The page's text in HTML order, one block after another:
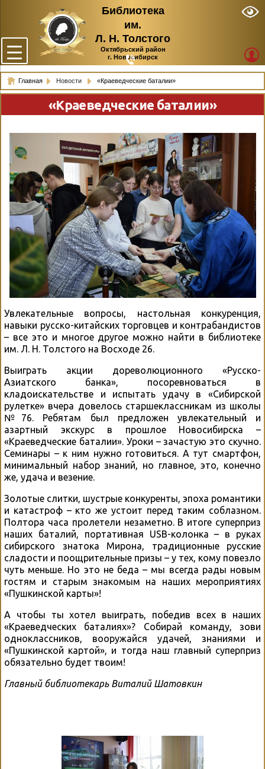
Библиотека
им.
Л. Н. Толстого
Октябрьский район
г. Новосибирск
Главная Новости «Краеведческие баталии»
«Краеведческие баталии»
Увлекательные вопросы, настольная конкуренция,
навыки русско-китайских торговцев и контрабандистов
– все это и многое другое можно найти в библиотеке
им. Л. Н. Толстого на Восходе 26.
Выиграть акции дореволюционного «Русско-
Азиатского банка», посоревноваться в
кладоискательстве и испытать удачу в «Сибирской
рулетке» вчера довелось старшеклассникам из школы
№76. Ребятам был предложен увлекательный и
азартный экскурс в прошлое Новосибирска –
«Краеведческие баталии». Уроки – зачастую это скучно.
Семинары – к ним нужно готовиться. А тут смартфон,
минимальный набор знаний, но главное, это, конечно
же, удача и везение.
Золотые слитки, шустрые конкуренты, эпоха романтики
и катастроф – кто же устоит перед таким соблазном.
Полтора часа пролетели незаметно. В итоге суперприз
наших баталий, портативная USB-колонка – в руках
сибирского знатока Мирона, традиционные русские
сладости и поощрительные призы – у тех, кому повезло
чуть меньше. Но это не беда – мы всегда рады новым
гостям и старым знакомым на наших мероприятиях
«Пушкинской карты»!
А чтобы ты хотел выиграть, победив всех в наших
«Краеведческих баталиях»? Собирай команду, зови
одноклассников, вооружайся удачей, знаниями и
«Пушкинской картой», и тогда наш главный суперприз
обязательно будет твоим!
Главный библиотекарь Виталий Шатовкин